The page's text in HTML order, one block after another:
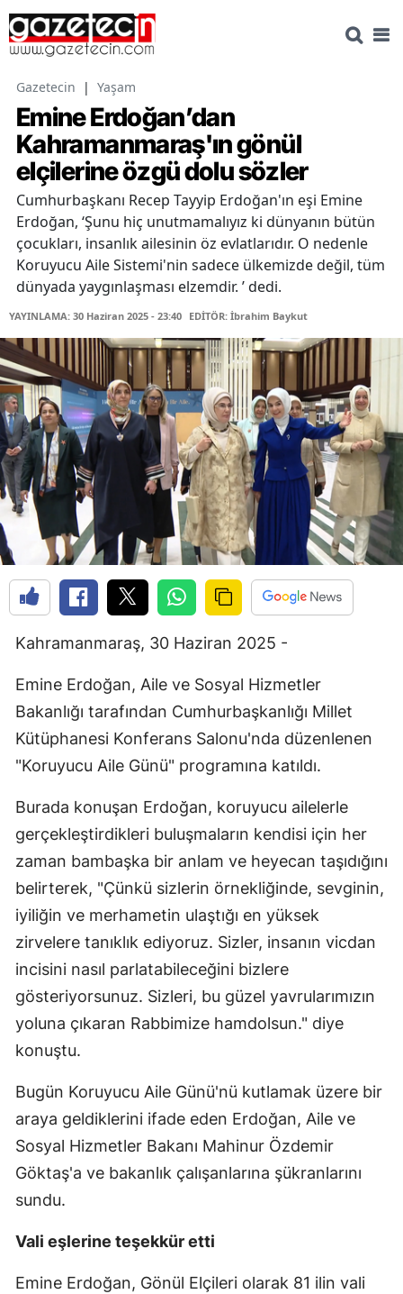
Gazetecin | Yaşam
Emine Erdoğan’dan
Kahramanmaraş'ın gönül
elçilerine özgü dolu sözler
Cumhurbaşkanı Recep Tayyip Erdoğan'ın eşi Emine
Erdoğan, ‘Şunu hiç unutmamalıyız ki dünyanın bütün
çocukları, insanlık ailesinin öz evlatlarıdır. O nedenle
Koruyucu Aile Sistemi'nin sadece ülkemizde değil, tüm
dünyada yaygınlaşması elzemdir. ’ dedi.
YAYINLAMA: 30 Haziran 2025 - 23:40 EDİTÖR: İbrahim Baykut
Kahramanmaraş, 30 Haziran 2025 -
Emine Erdoğan, Aile ve Sosyal Hizmetler
Bakanlığı tarafından Cumhurbaşkanlığı Millet
Kütüphanesi Konferans Salonu'nda düzenlenen
"Koruyucu Aile Günü" programına katıldı.
Burada konuşan Erdoğan, koruyucu ailelerle
gerçekleştirdikleri buluşmaların kendisi için her
zaman bambaşka bir anlam ve heyecan taşıdığını
belirterek, "Çünkü sizlerin örnekliğinde, sevginin,
iyiliğin ve merhametin ulaştığı en yüksek
zirvelere tanıklık ediyoruz. Sizler, insanın vicdan
incisini nasıl parlatabileceğini bizlere
gösteriyorsunuz. Sizleri, bu güzel yavrularımızın
yoluna çıkaran Rabbimize hamdolsun." diye
konuştu.
Bugün Koruyucu Aile Günü'nü kutlamak üzere bir
araya geldiklerini ifade eden Erdoğan, Aile ve
Sosyal Hizmetler Bakanı Mahinur Özdemir
Göktaş'a ve bakanlık çalışanlarına şükranlarını
sundu.
Vali eşlerine teşekkür etti
Emine Erdoğan, Gönül Elçileri olarak 81 ilin vali